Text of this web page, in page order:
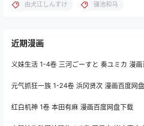
由犬江しんすけ 镰池和马
近期漫画
义妹生活 1-4卷 三河ごーすと 奏ユミカ 漫
元气抓狂一族 1-24卷 浜冈贤次 漫画百度网
红白机神 1卷 本田有麻 漫画百度网盘下载